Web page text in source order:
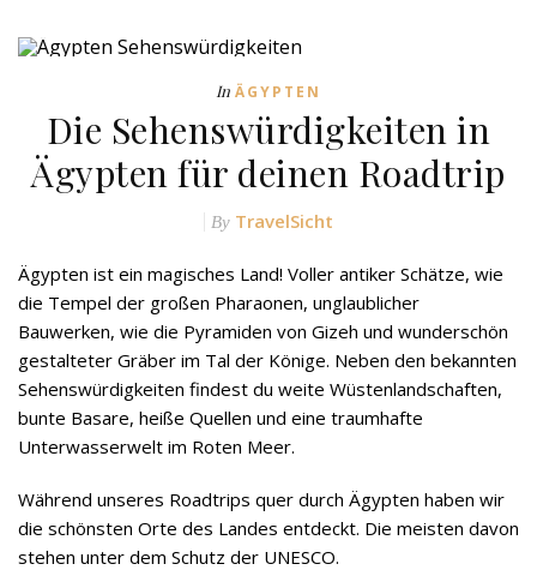
In ÄGYPTEN
Die Sehenswürdigkeiten in
Ägypten für deinen Roadtrip
By TravelSicht
Ägypten ist ein magisches Land! Voller antiker Schätze, wie
die Tempel der großen Pharaonen, unglaublicher
Bauwerken, wie die Pyramiden von Gizeh und wunderschön
gestalteter Gräber im Tal der Könige. Neben den bekannten
Sehenswürdigkeiten findest du weite Wüstenlandschaften,
bunte Basare, heiße Quellen und eine traumhafte
Unterwasserwelt im Roten Meer.
Während unseres Roadtrips quer durch Ägypten haben wir
die schönsten Orte des Landes entdeckt. Die meisten davon
stehen unter dem Schutz der UNESCO.